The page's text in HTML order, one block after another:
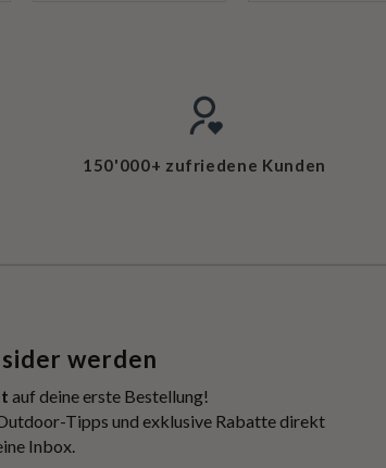
150'000+ zufriedene Kunden
werden
auf deine erste Bestellung!
Tipps und exklusive Rabatte direkt
Inbox.